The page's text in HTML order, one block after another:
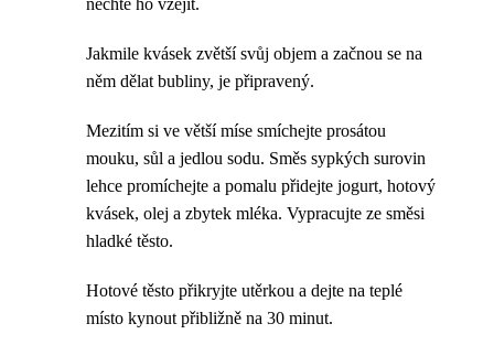
Jakmile kvásek zvětší svůj objem a začnou se na
něm dělat bubliny, je připravený.
Mezitím si ve větší míse smíchejte prosátou
mouku, sůl a jedlou sodu. Směs sypkých surovin
lehce promíchejte a pomalu přidejte jogurt, hotový
kvásek, olej a zbytek mléka. Vypracujte ze směsi
hladké těsto.
Hotové těsto přikryjte utěrkou a dejte na teplé
místo kynout přibližně na 30 minut.